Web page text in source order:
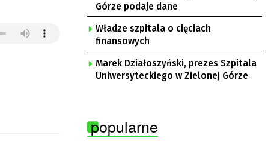
Górze podaje dane
Władze szpitala o cięciach
finansowych
Marek Działoszyński, prezes Szpitala
Uniwersyteckiego w Zielonej Górze
popularne